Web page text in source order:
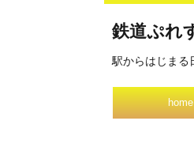
鉄道ぷれ
駅からはじまる
home